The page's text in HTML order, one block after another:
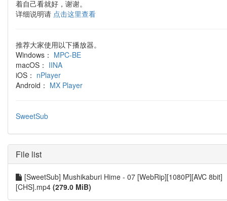
着自己看就好，谢谢。
详细说明请 点击这里查看
推荐大家使用以下播放器。
Windows： MPC-BE
macOS： IINA
iOS： nPlayer
Android： MX Player
SweetSub
File list
[SweetSub] Mushikaburi Hime - 07 [WebRip][1080P][AVC 8bit]
[CHS].mp4 (279.0 MiB)